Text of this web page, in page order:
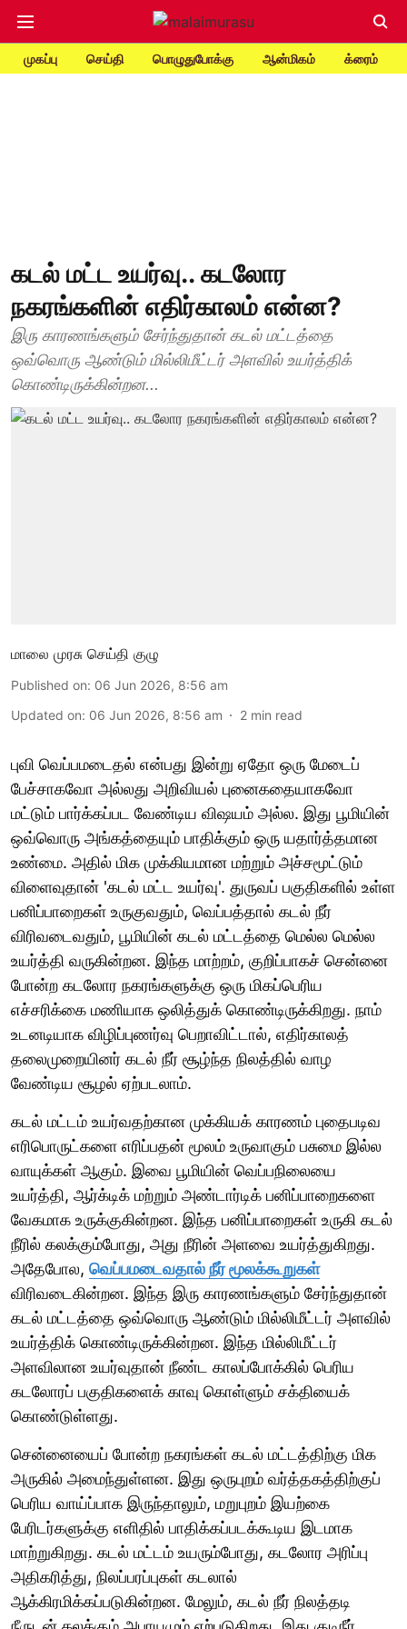
முகப்பு செய்தி பொழுதுபோக்கு ஆன்மிகம் க்ரைம்
கடல் மட்ட உயர்வு.. கடலோர
நகரங்களின் எதிர்காலம் என்ன?
இரு காரணங்களும் சேர்ந்துதான் கடல் மட்டத்தை
ஒவ்வொரு ஆண்டும் மில்லிமீட்டர் அளவில் உயர்த்திக்
கொண்டிருக்கின்றன...
மாலை முரசு செய்தி குழு
Published on: 06 Jun 2026, 8:56 am
Updated on: 06 Jun 2026, 8:56 am 2 min read
புவி வெப்பமடைதல் என்பது இன்று ஏதோ ஒரு மேடைப்
பேச்சாகவோ அல்லது அறிவியல் புனைகதையாகவோ
மட்டும் பார்க்கப்பட வேண்டிய விஷயம் அல்ல. இது பூமியின்
ஒவ்வொரு அங்கத்தையும் பாதிக்கும் ஒரு யதார்த்தமான
உண்மை. அதில் மிக முக்கியமான மற்றும் அச்சமூட்டும்
விளைவுதான் 'கடல் மட்ட உயர்வு'. துருவப் பகுதிகளில் உள்ள
பனிப்பாறைகள் உருகுவதும், வெப்பத்தால் கடல் நீர்
விரிவடைவதும், பூமியின் கடல் மட்டத்தை மெல்ல மெல்ல
உயர்த்தி வருகின்றன. இந்த மாற்றம், குறிப்பாகச் சென்னை
போன்ற கடலோர நகரங்களுக்கு ஒரு மிகப்பெரிய
எச்சரிக்கை மணியாக ஒலித்துக் கொண்டிருக்கிறது. நாம்
உடனடியாக விழிப்புணர்வு பெறாவிட்டால், எதிர்காலத்
தலைமுறையினர் கடல் நீர் சூழ்ந்த நிலத்தில் வாழ
வேண்டிய சூழல் ஏற்படலாம்.
கடல் மட்டம் உயர்வதற்கான முக்கியக் காரணம் புதைபடிவ
எரிபொருட்களை எரிப்பதன் மூலம் உருவாகும் பசுமை இல்ல
வாயுக்கள் ஆகும். இவை பூமியின் வெப்பநிலையை
உயர்த்தி, ஆர்க்டிக் மற்றும் அண்டார்டிக் பனிப்பாறைகளை
வேகமாக உருக்குகின்றன. இந்த பனிப்பாறைகள் உருகி கடல்
நீரில் கலக்கும்போது, அது நீரின் அளவை உயர்த்துகிறது.
அதேபோல, வெப்பமடைவதால் நீர் மூலக்கூறுகள்
விரிவடைகின்றன. இந்த இரு காரணங்களும் சேர்ந்துதான்
கடல் மட்டத்தை ஒவ்வொரு ஆண்டும் மில்லிமீட்டர் அளவில்
உயர்த்திக் கொண்டிருக்கின்றன. இந்த மில்லிமீட்டர்
அளவிலான உயர்வுதான் நீண்ட காலப்போக்கில் பெரிய
கடலோரப் பகுதிகளைக் காவு கொள்ளும் சக்தியைக்
கொண்டுள்ளது.
சென்னையைப் போன்ற நகரங்கள் கடல் மட்டத்திற்கு மிக
அருகில் அமைந்துள்ளன. இது ஒருபுறம் வர்த்தகத்திற்குப்
பெரிய வாய்ப்பாக இருந்தாலும், மறுபுறம் இயற்கை
பேரிடர்களுக்கு எளிதில் பாதிக்கப்படக்கூடிய இடமாக
மாற்றுகிறது. கடல் மட்டம் உயரும்போது, கடலோர அரிப்பு
அதிகரித்து, நிலப்பரப்புகள் கடலால்
ஆக்கிரமிக்கப்படுகின்றன. மேலும், கடல் நீர் நிலத்தடி